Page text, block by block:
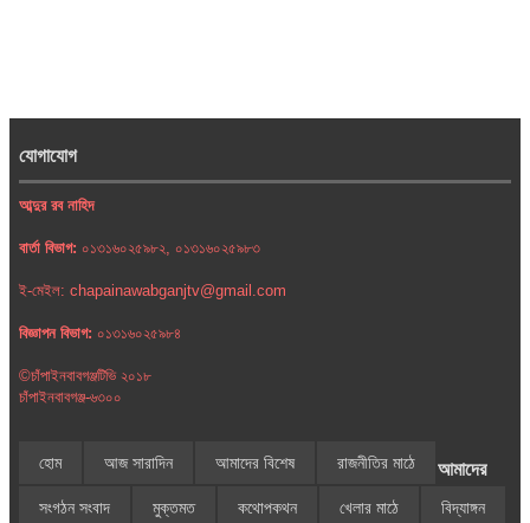
যোগাযোগ
আব্দুর রব নাহিদ
বার্তা বিভাগ: ০১৩১৬০২৫৯৮২, ০১৩১৬০২৫৯৮৩
ই-মেইল: chapainawabganjtv@gmail.com
বিজ্ঞাপন বিভাগ: ০১৩১৬০২৫৯৮৪
©চাঁপাইনবাবগঞ্জটিভি ২০১৮
চাঁপাইনবাবগঞ্জ-৬৩০০
হোম আজ সারাদিন আমাদের বিশেষ রাজনীতির মাঠে
সংগঠন সংবাদ মুক্তমত কথোপকথন খেলার মাঠে বিদ্যাঙ্গন
আমাদের